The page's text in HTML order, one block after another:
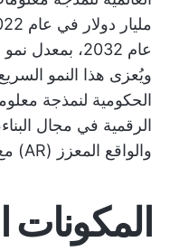
عام 2032، بمعدل نمو سنوي يبلغ 16%.
ويُعزى هذا النمو
الحكومية لنمذجة
والواقع المعزز (AR) مع نمذجة معلومات البناء.
المكونات